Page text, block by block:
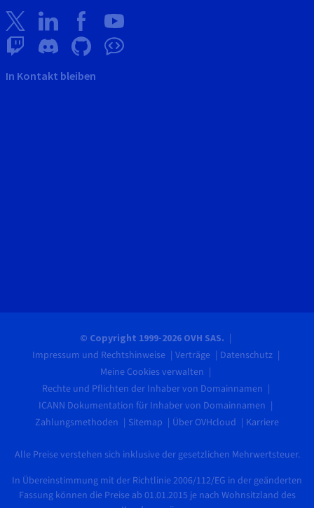
In Kontakt bleiben
© Copyright 1999-2026 OVH SAS.
Impressum und Rechtshinweise Verträge
Datenschutz
Meine Cookies verwalten
Rechte und Pflichten der Inhaber von Domainnamen
ICANN Dokumentation für Inhaber von Domainnamen
Zahlungsmethoden
Sitemap Über OVHcloud Karriere
Alle Preise verstehen sich inklusive der gesetzlichen Mehrwertsteuer.
In Übereinstimmung mit der Richtlinie 2006/112/EG in der geänderten
Fassung können die Preise ab 01.01.2015 je nach Wohnsitzland des